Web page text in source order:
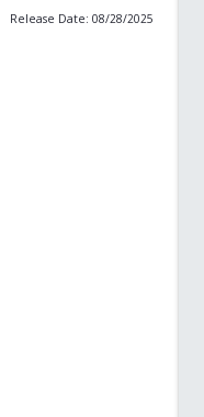
Release Date: 08/28/2025